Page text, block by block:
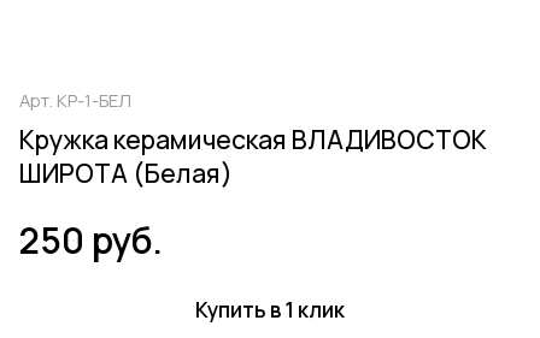
Арт. КР-1-БЕЛ
Кружка керамическая ВЛАДИВОСТОК
ШИРОТА (Белая)
250 руб.
Купить в 1 клик